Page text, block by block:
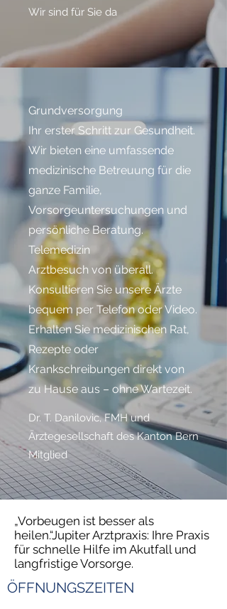
Wir sind für Sie da
Grundversorgung
Ihr erster Schritt zur Gesundheit.
Wir bieten eine umfassende
medizinische Betreuung für die
ganze Familie,
Vorsorgeuntersuchungen und
persönliche Beratung.
Telemedizin
Arztbesuch von überall.
Konsultieren Sie unsere Ärzte
bequem per Telefon oder Video.
Erhalten Sie medizinischen Rat,
Rezepte oder
Krankschreibungen direkt von
zu Hause aus – ohne Wartezeit.
Dr. T. Danilovic, FMH und
Ärztegesellschaft des Kanton Bern
Mitglied
„Vorbeugen ist besser als
heilen.“Jupiter Arztpraxis: Ihre Praxis
für schnelle Hilfe im Akutfall und
langfristige Vorsorge.
ÖFFNUNGSZEITEN